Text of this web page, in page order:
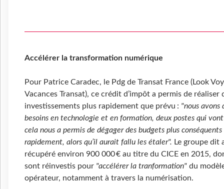
Accélérer la transformation numérique
Pour Patrice Caradec, le Pdg de Transat France (Look
Vacances Transat), ce crédit d’impôt a permis de réaliser
investissements plus rapidement que prévu : "nous avons
besoins en technologie et en formation, deux postes qui
cela nous a permis de dégager des budgets plus conséquents
rapidement, alors qu’il aurait fallu les étaler". Le groupe dit
récupéré environ 900 000 € au titre du CICE en 2015,
sont réinvestis pour "accélérer la tranformation" du
opérateur, notamment à travers la numérisation.